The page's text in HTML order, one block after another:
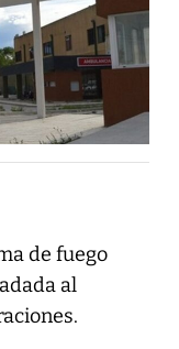
de fuego
al